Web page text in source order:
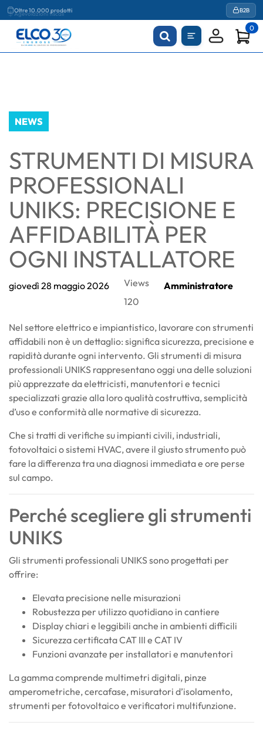
Agevolazioni fiscali B2B
0
NEWS
STRUMENTI DI MISURA
PROFESSIONALI
UNIKS: PRECISIONE E
AFFIDABILITÀ PER
OGNI INSTALLATORE
giovedì 28 maggio2026
Views
120
Amministratore
Nel settore elettrico e impiantistico, lavorare con strumenti
affidabili non è un dettaglio: significa sicurezza, precisione e
rapidità durante ogni intervento. Gli strumenti di misura
professionali UNIKS rappresentano oggi una delle soluzioni
più apprezzate da elettricisti, manutentori e tecnici
specializzati grazie alla loro qualità costruttiva, semplicità
d’uso e conformità alle normative di sicurezza.
Che si tratti di verifiche su impianti civili, industriali,
fotovoltaici o sistemi HVAC, avere il giusto strumento può
fare la differenza tra una diagnosi immediata e ore perse
sul campo.
Perché scegliere gli strumenti
UNIKS
Gli strumenti professionali UNIKS sono progettati per
offrire:
Elevata precisione nelle misurazioni
Robustezza per utilizzo quotidiano in cantiere
Display chiari e leggibili anche in ambienti difficili
Sicurezza certificata CAT III e CAT IV
Funzioni avanzate per installatori e manutentori
La gamma comprende multimetri digitali, pinze
amperometriche, cercafase, misuratori d’isolamento,
strumenti per fotovoltaico e verificatori multifunzione.